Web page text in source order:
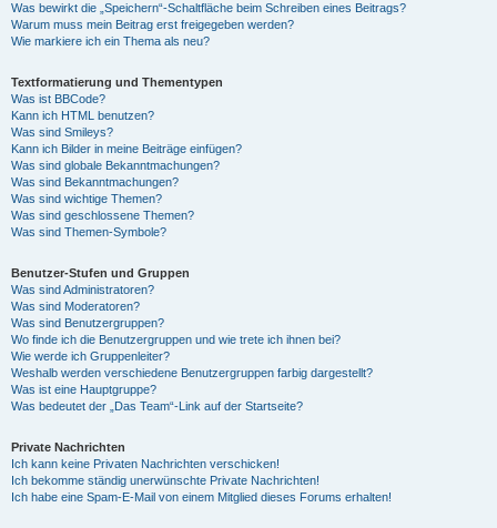
Was bewirkt die „Speichern“-Schaltfläche beim Schreiben eines Beitrags?
Warum muss mein Beitrag erst freigegeben werden?
Wie markiere ich ein Thema als neu?
Textformatierung und Thementypen
Was ist BBCode?
Kann ich HTML benutzen?
Was sind Smileys?
Kann ich Bilder in meine Beiträge einfügen?
Was sind globale Bekanntmachungen?
Was sind Bekanntmachungen?
Was sind wichtige Themen?
Was sind geschlossene Themen?
Was sind Themen-Symbole?
Benutzer-Stufen und Gruppen
Was sind Administratoren?
Was sind Moderatoren?
Was sind Benutzergruppen?
Wo finde ich die Benutzergruppen und wie trete ich ihnen bei?
Wie werde ich Gruppenleiter?
Weshalb werden verschiedene Benutzergruppen farbig dargestellt?
Was ist eine Hauptgruppe?
Was bedeutet der „Das Team“-Link auf der Startseite?
Private Nachrichten
Ich kann keine Privaten Nachrichten verschicken!
Ich bekomme ständig unerwünschte Private Nachrichten!
Ich habe eine Spam-E-Mail von einem Mitglied dieses Forums erhalten!